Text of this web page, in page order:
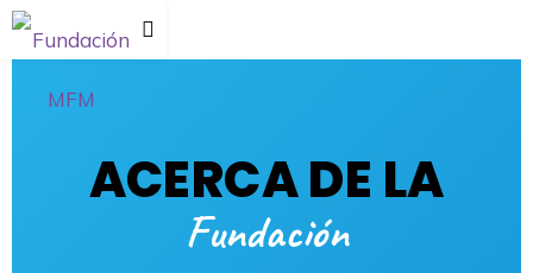
ACERCA DE LA
Fundación